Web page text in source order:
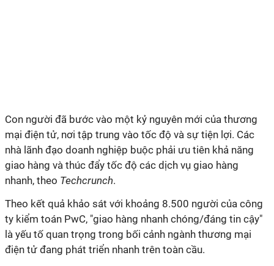
Con người đã bước vào một kỷ nguyên mới của thương
mại điện tử, nơi tập trung vào tốc độ và sự tiện lợi. Các
nhà lãnh đạo doanh nghiệp buộc phải ưu tiên khả năng
giao hàng và thúc đẩy tốc độ các dịch vụ giao hàng
nhanh, theo Techcrunch.
Theo kết quả khảo sát với khoảng 8.500 người của công
ty kiểm toán PwC, "giao hàng nhanh chóng/đáng tin cậy"
là yếu tố quan trọng trong bối cảnh ngành thương mại
điện tử đang phát triển nhanh trên toàn cầu.